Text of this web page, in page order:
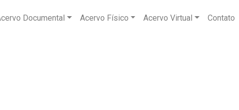
Documental Acervo Físico Acervo Virtual Contato